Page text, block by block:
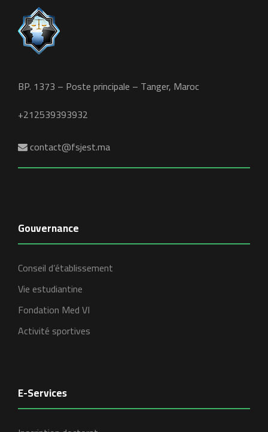
BP. 1373 – Poste principale – Tanger, Maroc
+212539393932
contact@fsjest.ma
Gouvernance
Conseil d’établissement
Vie estudiantine
Fondation Med VI
Activité sportives
E-Services